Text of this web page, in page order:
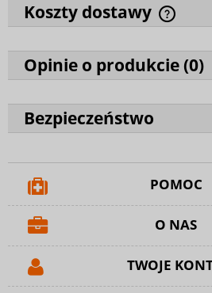
Koszty dostawy
Opinie o produkcie (0)
Bezpieczeństwo
POMOC
O NAS
TWOJE